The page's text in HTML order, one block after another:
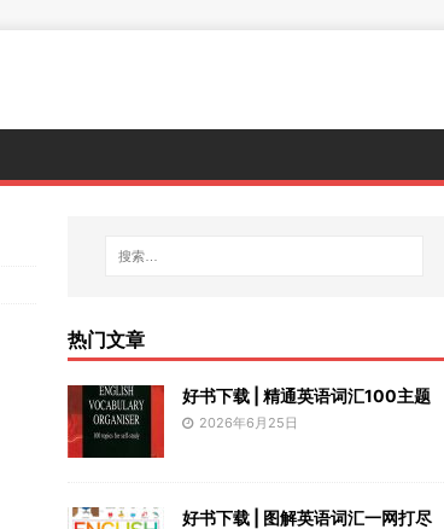
热门文章
好书下载 | 精通英语词汇100主题
2026年6月25日
好书下载 | 图解英语词汇一网打尽